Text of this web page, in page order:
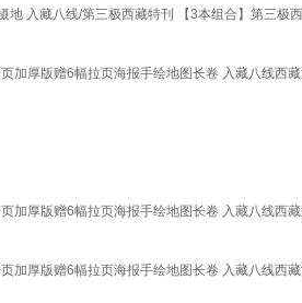
入藏八线/第三极西藏特刊 【3本组合】第三极
加厚版赠6幅拉页海报手绘地图长卷 入藏八线西
加厚版赠6幅拉页海报手绘地图长卷 入藏八线西
加厚版赠6幅拉页海报手绘地图长卷 入藏八线西